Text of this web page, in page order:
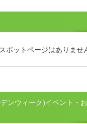
ポットページはありませ
ンウィーク)イベント・